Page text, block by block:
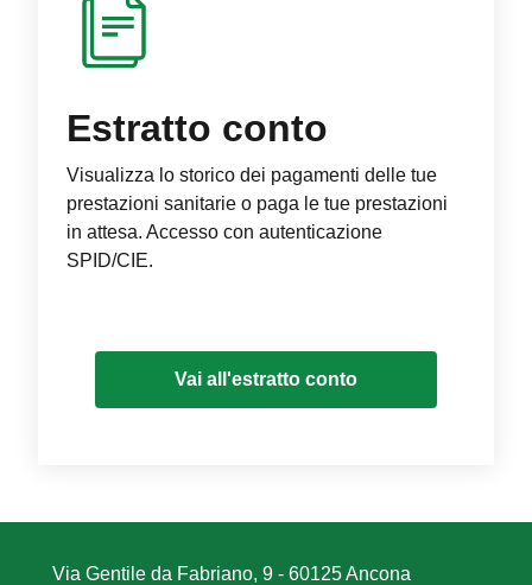
Estratto conto
Visualizza lo storico dei pagamenti delle tue
prestazioni sanitarie o paga le tue prestazioni
in attesa. Accesso con autenticazione
SPID/CIE.
Vai all'estratto conto
Via Gentile da Fabriano, 9 - 60125 Ancona